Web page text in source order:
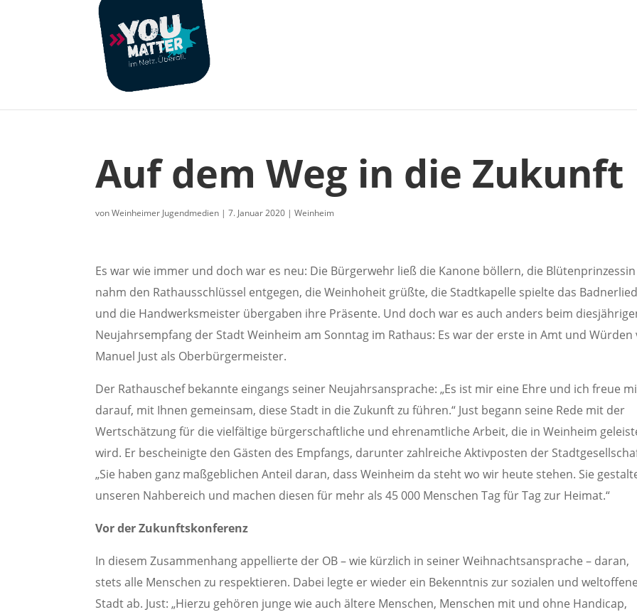
Auf dem Weg in die Zukunft
vonWeinheimer Jugendmedien |7. Januar 2020 |Weinheim
Es war wie immer und doch war es neu: Die Bürgerwehr ließ die Kanone böllern, die Blütenprinzessin
nahm den Rathausschlüssel entgegen, die Weinhoheit grüßte, die Stadtkapelle spielte das Badnerlied
und die Handwerksmeister übergaben ihre Präsente. Und doch war es auch anders beim
Neujahrsempfang der Stadt Weinheim am Sonntag im Rathaus: Es war der erste in Amt und Würden
Manuel Just als Oberbürgermeister.
Der Rathauschef bekannte eingangs seiner Neujahrsansprache: „Es ist mir eine Ehre und ich freue
darauf, mit Ihnen gemeinsam, diese Stadt in die Zukunft zu führen.“ Just begann seine Rede mit der
Wertschätzung für die vielfältige bürgerschaftliche und ehrenamtliche Arbeit, die in Weinheim
wird. Er bescheinigte den Gästen des Empfangs, darunter zahlreiche Aktivposten der
„Sie haben ganz maßgeblichen Anteil daran, dass Weinheim da steht wo wir heute stehen. Sie
unseren Nahbereich und machen diesen für mehr als 45 000 Menschen Tag für Tag zur Heimat.“
Vor der Zukunftskonferenz
In diesem Zusammenhang appellierte der OB – wie kürzlich in seiner Weihnachtsansprache – daran,
stets alle Menschen zu respektieren. Dabei legte er wieder ein Bekenntnis zur sozialen und
Stadt ab. Just: „Hierzu gehören junge wie auch ältere Menschen, Menschen mit und ohne Handicap,